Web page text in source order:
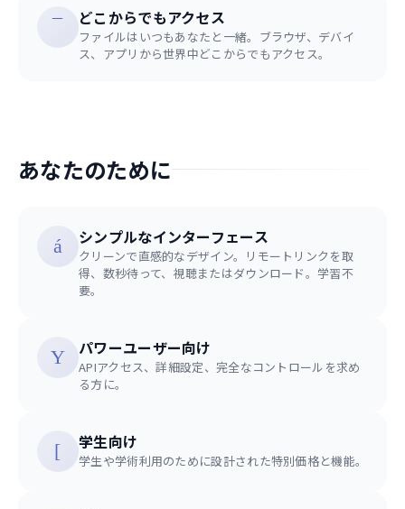
どこからでもアクセス
ファイルはいつもあなたと一緒。ブラウザ、デバイ
ス、アプリから世界中どこからでもアクセス。
あなたのために
シンプルなインターフェース
クリーンで直感的なデザイン。リモートリンクを取
得、数秒待って、視聴またはダウンロード。学習不
要。
パワーユーザー向け
APIアクセス、詳細設定、完全なコントロールを求め
る方に。
学生向け
学生や学術利用のために設計された特別価格と機能。